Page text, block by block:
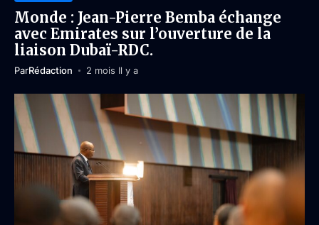
Monde : Jean-Pierre Bemba échange
avec Emirates sur l’ouverture de la
liaison Dubaï-RDC.
ParRédaction 2 mois Il y a